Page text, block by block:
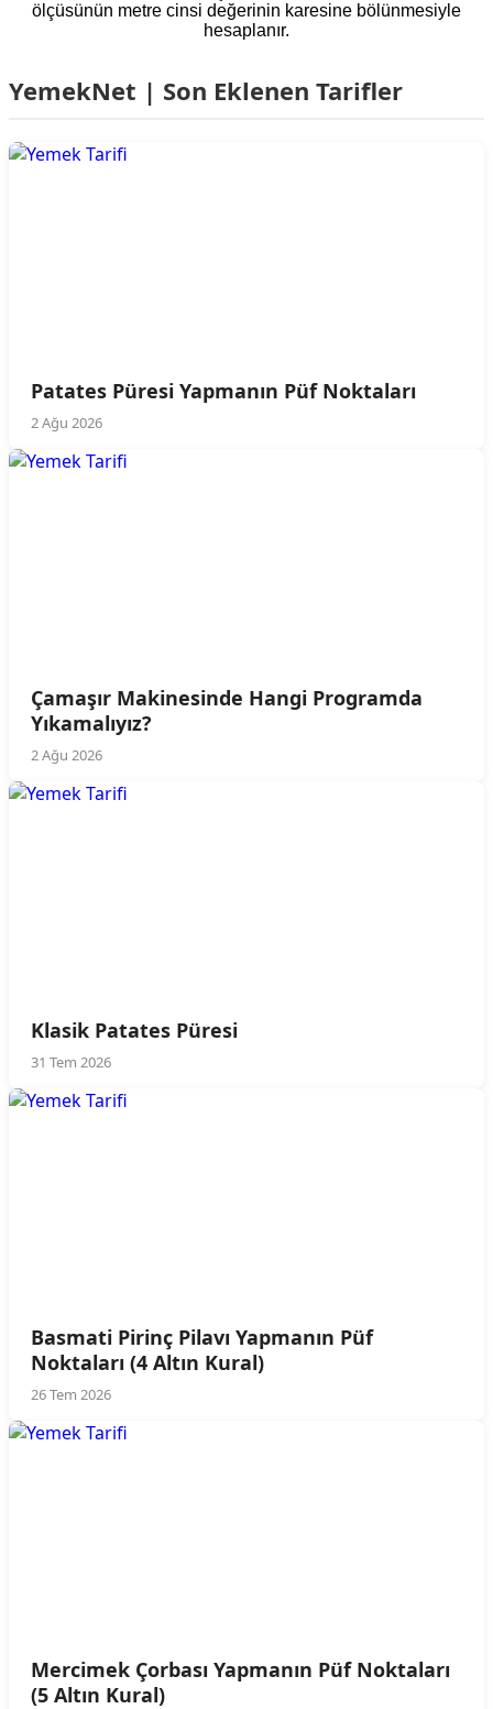
ölçüsünün metre cinsi değerinin karesine bölünmesiyle
hesaplanır.
YemekNet | Son Eklenen Tarifler
Patates Püresi Yapmanın Püf Noktaları
2 Ağu 2026
Çamaşır Makinesinde Hangi Programda
Yıkamalıyız?
2 Ağu 2026
Klasik Patates Püresi
31 Tem 2026
Basmati Pirinç Pilavı Yapmanın Püf
Noktaları (4 Altın Kural)
26 Tem 2026
Mercimek Çorbası Yapmanın Püf Noktaları
(5 Altın Kural)